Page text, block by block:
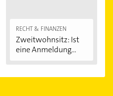
RECHT & FINANZEN
Zweitwohnsitz: Ist
eine Anmeldung...